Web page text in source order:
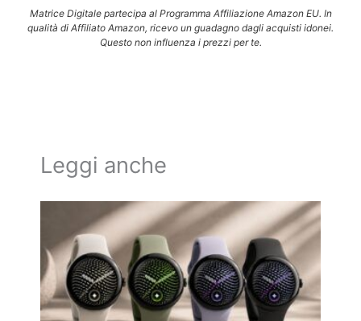
Matrice Digitale partecipa al Programma Affiliazione Amazon EU. In
qualità di Affiliato Amazon, ricevo un guadagno dagli acquisti idonei.
Questo non influenza i prezzi per te.
Leggi anche